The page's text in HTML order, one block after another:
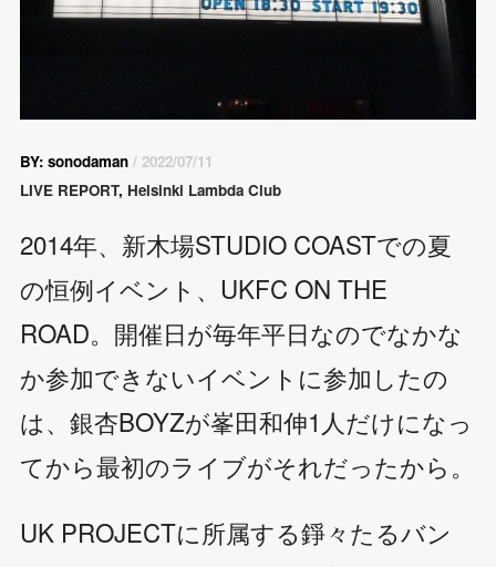
BY: sonodaman/ 2022/07/11
LIVE REPORT, Helsinki Lambda Club
2014年、新木場STUDIO COASTでの夏
の恒例イベント、UKFC ON THE
ROAD。開催日が毎年平日なのでなかな
か参加できないイベントに参加したの
は、銀杏BOYZが峯田和伸1人だけになっ
てから最初のライブがそれだったから。
UK PROJECTに所属する錚々たるバン